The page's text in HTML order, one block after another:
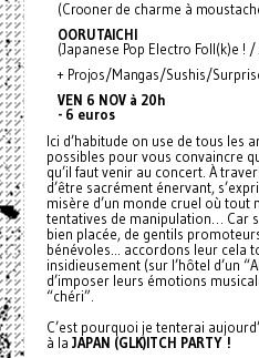
(Crooner de charme à
OORUTAICHI
(Japanese Pop Electro Foll(k)e ! /
+ Projos/Mangas/Sushis/
VEN 6 NOV à 20h
- 6 euros
Ici d’habitude on use de tous les
possibles pour vous convaincre
qu’il faut venir au concert. À
d’être sacrément énervant,
misère d’un monde cruel où tout
tentatives de manipulation… Car
bien placée, de gentils
bénévoles... accordons leur cela
insidieusement (sur l’hôtel d’un
d’imposer leurs émotions
“chéri”.
C’est pourquoi je tenterai
à la JAPAN (GLK)ITCH PARTY !